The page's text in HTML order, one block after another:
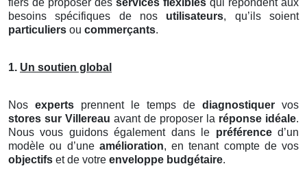
fiers de proposer des services flexibles qui répondent aux
besoins spécifiques de nos utilisateurs, qu’ils soient
particuliers ou commerçants.
1. Un soutien global
Nos experts prennent le temps de diagnostiquer vos
stores sur Villereau avant de proposer la réponse idéale.
Nous vous guidons également dans le préférenced’un
modèle ou d’une amélioration, en tenant compte de vos
objectifs et de votre enveloppe budgétaire.